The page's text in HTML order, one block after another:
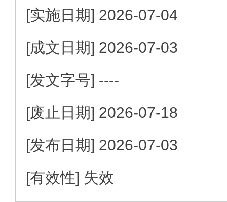
[实施日期] 2026-07-04
[成文日期] 2026-07-03
[发文字号] ----
[废止日期] 2026-07-18
[发布日期] 2026-07-03
[有效性] 失效